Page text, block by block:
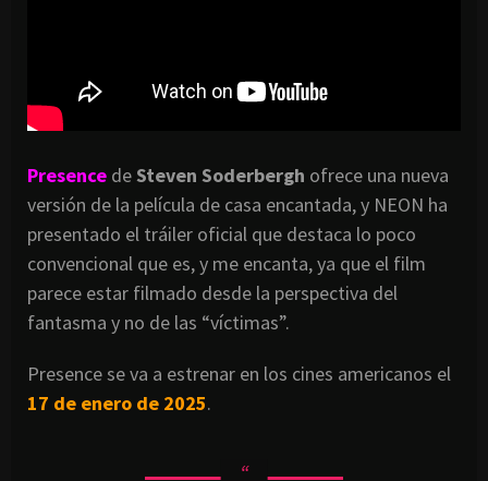
Presence deSteven Soderbergh ofrece una nueva
versión de la película de casa encantada, y NEON ha
presentado el tráiler oficial que destaca lo poco
convencional que es, y me encanta, ya que el film
parece estar filmado desde la perspectiva del
fantasma y no de las “víctimas”.
Presence se va a estrenar en los cines americanos el
17 de enero de 2025.